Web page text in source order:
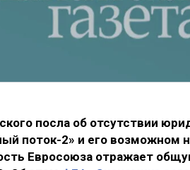
посла об отсутствии
поток-2» и его возможном
Евросоюза отражает